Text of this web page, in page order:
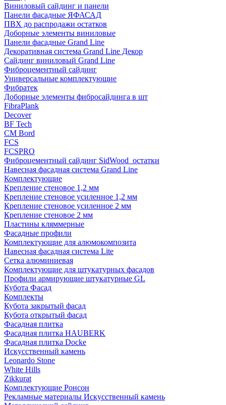
Виниловый сайдинг и панели
Панели фасадные ЯФАСАД
ПВХ до распродажи остатков
Доборные элементы виниловые
Панели фасадные Grand Line
Декоративная система Grand Line Декор
Сайдинг виниловый Grand Line
Фиброцементный сайдинг
Универсальные комплектующие
Фибратек
Доборные элементы фибросайдинга в шт
FibraPlank
Decover
BF Tech
CM Bord
FCS
FCSPRO
Фиброцементный сайдинг SidWood_остатки
Навесная фасадная система Grand Line
Комплектующие
Крепление стеновое 1,2 мм
Крепление стеновое усиленное 1,2 мм
Крепление стеновое усиленное 2 мм
Крепление стеновое 2 мм
Пластины кляммерные
Фасадные профили
Комплектующие для алюмокомпозита
Навесная фасадная система Lite
Сетка алюминиевая
Комплектующие для штукатурных фасадов
Профили армирующие штукатурные GL
Кубота Фасад
Комплекты
Кубота закрытый фасад
Кубота открытый фасад
Фасадная плитка
Фасадная плитка HAUBERK
Фасадная плитка Docke
Искусственный камень
Leonardo Stone
White Hills
Zikkurat
Комплектующие Ронсон
Рекламные материалы Искусственный камень